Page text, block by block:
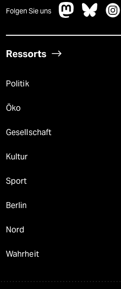
Folgen Sie uns
Ressorts
Politik
Öko
Gesellschaft
Kultur
Sport
Berlin
Nord
Wahrheit